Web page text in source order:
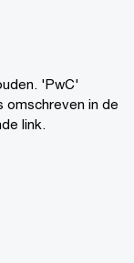
'PwC'
omschreven in de
link.